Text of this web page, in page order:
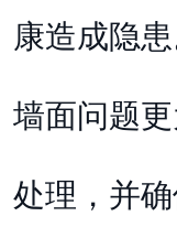
康造成隐
墙面问题
处理，并